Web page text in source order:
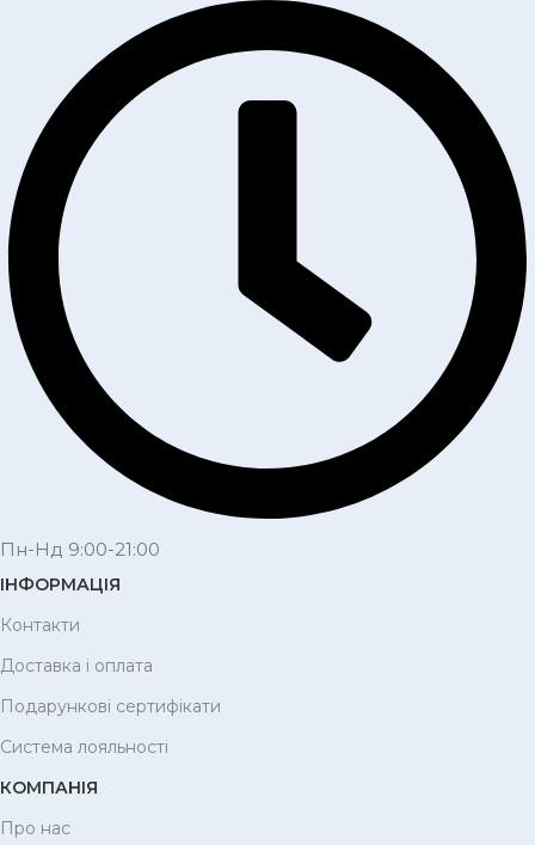
Пн-Нд 9:00-21:00
ІНФОРМАЦІЯ
Контакти
Доставка і оплата
Подарункові сертифікати
Система лояльності
КОМПАНІЯ
Про нас